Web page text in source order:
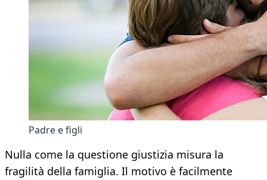
Padre e figli
Nulla come la questione giustizia misura la
fragilità della famiglia. Il motivo è facilmente